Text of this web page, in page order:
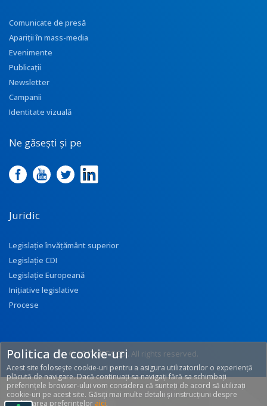
Comunicate de presă
Apariţii în mass-media
Evenimente
Publicații
Newsletter
Campanii
Identitate vizuală
Ne găsești și pe
Juridic
Legislație învățământ superior
Legislație CDI
Legislație Europeană
Inițiative legislative
Procese
© 2017 UEFISCDI. All rights reserved.
[T: 0.2885, O: 92]
Politica de cookie-uri
Acest site folosește cookie-uri pentru a asigura utilizatorilor o experiență
plăcută de navigare. Dacă continuați sa navigați fără sa schimbați
preferințele browser-ului vom considera că sunteți de acord să utilizați
cookie-uri pe acest site. Găsiți mai multe detalii și instrucțiuni despre
modificarea preferințelor aici.